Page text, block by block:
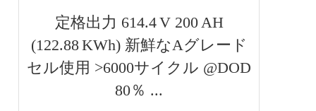
定格出力 614.4 V 200 AH
(122.88 KWh) 新鮮なAグレード
セル使用 >6000サイクル @DOD
80％ ...